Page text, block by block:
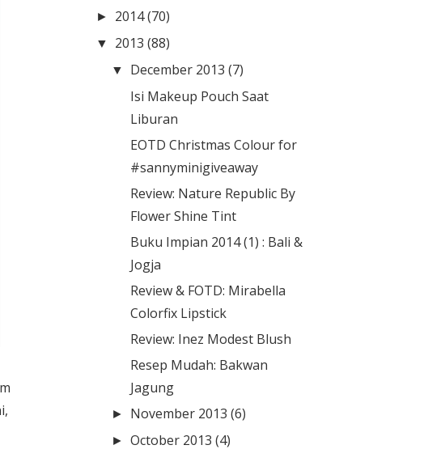
► 2014(70)
▼ 2013 (88)
▼ December 2013 (7)
Isi Makeup Pouch Saat
Liburan
EOTD Christmas Colour for
#sannyminigiveaway
Review: Nature Republic By
Flower Shine Tint
Buku Impian 2014 (1) : Bali &
Jogja
Review & FOTD: Mirabella
Colorfix Lipstick
Review: Inez Modest Blush
Resep Mudah: Bakwan
Jagung
► November 2013 (6)
►October 2013 (4)